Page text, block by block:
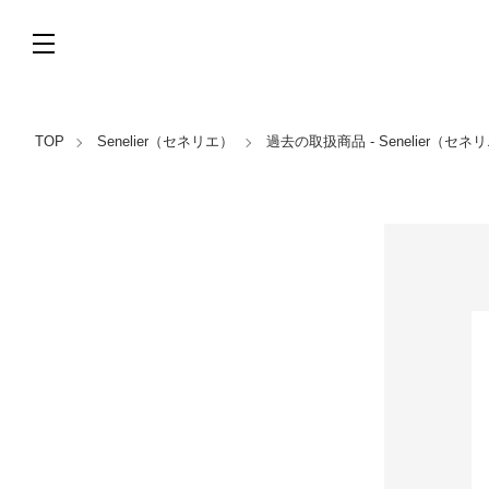
TOP Senelier（セネリエ） 過去の取扱商品 - Senelier（セネ